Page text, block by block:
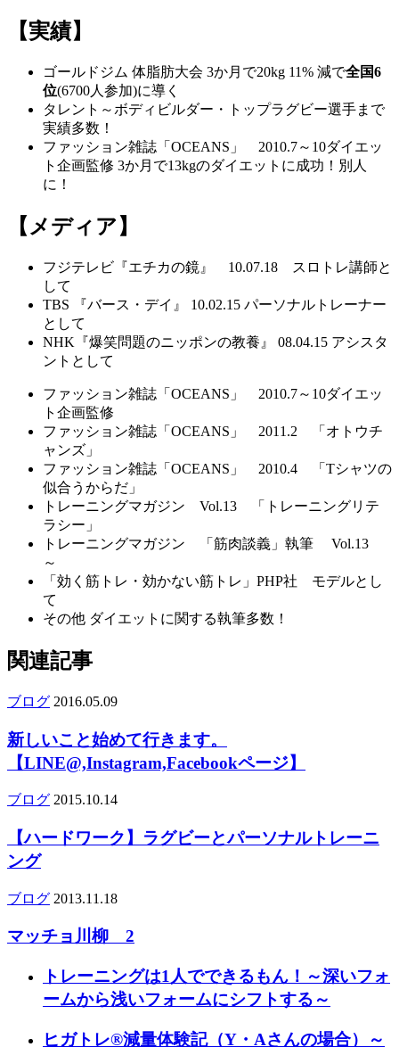
【実績】
ゴールドジム 体脂肪大会 3か月で20kg 11% 減で全国6
位(6700人参加)に導く
タレント～ボディビルダー・トップラグビー選手まで
実績多数！
ファッション雑誌「OCEANS」 2010.7～10ダイエッ
ト企画監修 3か月で13kgのダイエットに成功！別人
に！
【メディア】
フジテレビ『エチカの鏡』 10.07.18 スロトレ講師と
して
TBS 『バース・デイ』 10.02.15 パーソナルトレーナー
として
NHK『爆笑問題のニッポンの教養』 08.04.15 アシスタ
ントとして
ファッション雑誌「OCEANS」 2010.7～10ダイエッ
ト企画監修
ファッション雑誌「OCEANS」 2011.2 「オトウチ
ャンズ」
ファッション雑誌「OCEANS」 2010.4 「Tシャツの
似合うからだ」
トレーニングマガジン Vol.13 「トレーニングリテ
ラシー」
トレーニングマガジン 「筋肉談義」執筆 Vol.13
～
「効く筋トレ・効かない筋トレ」PHP社 モデルとし
て
その他 ダイエットに関する執筆多数！
関連記事
ブログ 2016.05.09
新しいこと始めて行きます。
【LINE@,Instagram,Facebookページ】
ブログ 2015.10.14
【ハードワーク】ラグビーとパーソナルトレーニ
ング
ブログ 2013.11.18
マッチョ川柳 2
トレーニングは1人でできるもん！～深いフォ
ームから浅いフォームにシフトする～
ヒガトレ®減量体験記（Y・Aさんの場合）～